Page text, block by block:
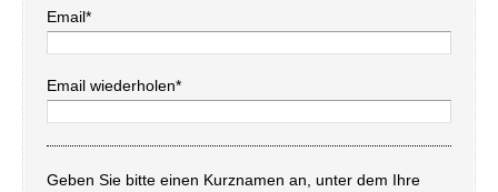
Email*
Email wiederholen*
Geben Sie bitte einen Kurznamen an, unter dem Ihre